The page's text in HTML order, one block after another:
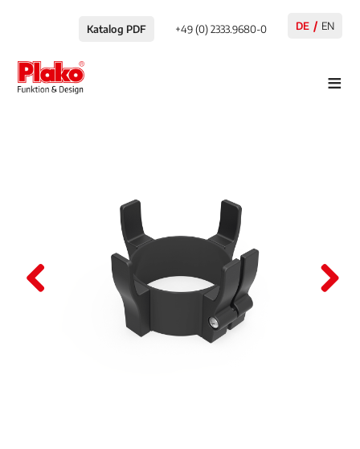
Katalog PDF +49 (0) 2333.9680-0 DE EN
≡